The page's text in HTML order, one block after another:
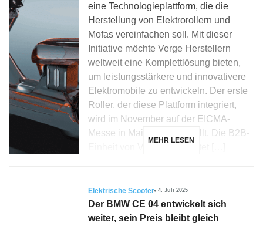
eine Technologieplattform, die die
Herstellung von Elektrorollern und
Mofas vereinfachen soll. Mit dieser
Initiative möchte Verge Herstellern
weltweit eine Komplettlösung bieten,
um leistungsstärkere und innovativere
Elektromobile zu entwickeln. Der erste
Roller, der diese Plattform integriert,
wird im November auf der EICMA-
Messe in Mailand vorgestellt. Die B2B-
MEHR LESEN
Elektrische Scooter 4. Juli 2025
Der BMW CE 04 entwickelt sich
weiter, sein Preis bleibt gleich